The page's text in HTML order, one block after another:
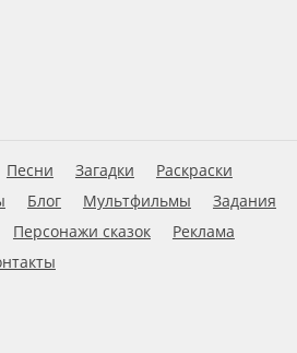
Песни Загадки
Раскраски
Блог Мультфильмы
Задания
Персонажи сказок
Реклама